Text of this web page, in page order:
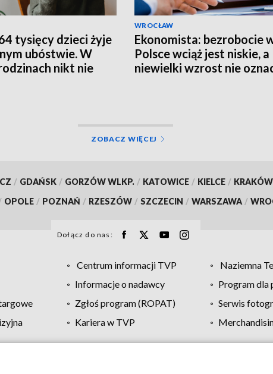
tysięcy dzieci żyje
ubóstwie. W
nikt nie
WROCŁAW
Ekonomista: bezrobocie
Polsce wciąż jest niskie, a
niewielki wzrost nie
ZOBACZ WIĘCEJ
/ GDAŃSK / GORZÓW WLKP. / KATOWICE / KIELCE / KRAKÓW
OPOLE / POZNAŃ / RZESZÓW / SZCZECIN / WARSZAWA /
Dołącz do nas:
Centrum informacji TVP Naziemna
Informacje o nadawcy
Program dla
Zgłoś program (ROPAT)
Serwis
Kariera w TVP